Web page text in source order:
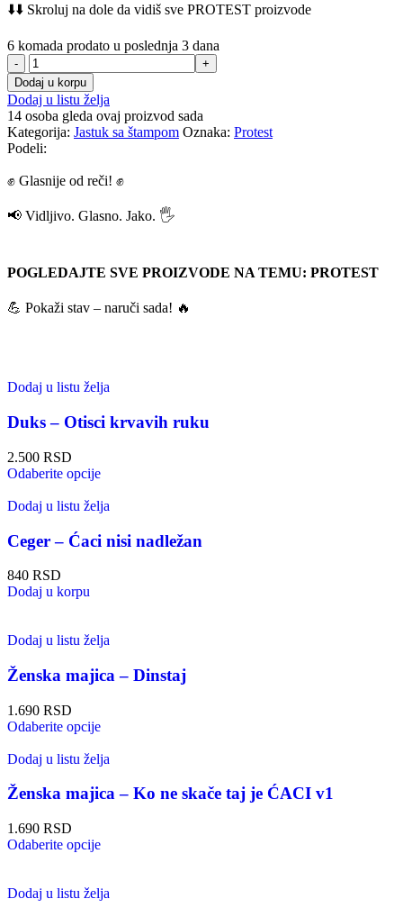
⬇️⬇️ Skroluj na dole da vidiš sve PROTEST proizvode
6 komada prodato u poslednja 3 dana
Dodaj u korpu
Dodaj u listu želja
14 osoba gleda ovaj proizvod sada
Kategorija: Jastuk sa štampom Oznaka: Protest
Podeli:
✊ Glasnije od reči! ✊
📢 Vidljivo. Glasno. Jako. 🖐
POGLEDAJTE SVE PROIZVODE NA TEMU: PROTEST
💪 Pokaži stav – naruči sada! 🔥
Dodaj u listu želja
Duks – Otisci krvavih ruku
2.500 RSD
Odaberite opcije
Dodaj u listu želja
Ceger – Ćaci nisi nadležan
840 RSD
Dodaj u korpu
Dodaj u listu želja
Ženska majica – Dinstaj
1.690 RSD
Odaberite opcije
Dodaj u listu želja
Ženska majica – Ko ne skače taj je ĆACI v1
1.690 RSD
Odaberite opcije
Dodaj u listu želja